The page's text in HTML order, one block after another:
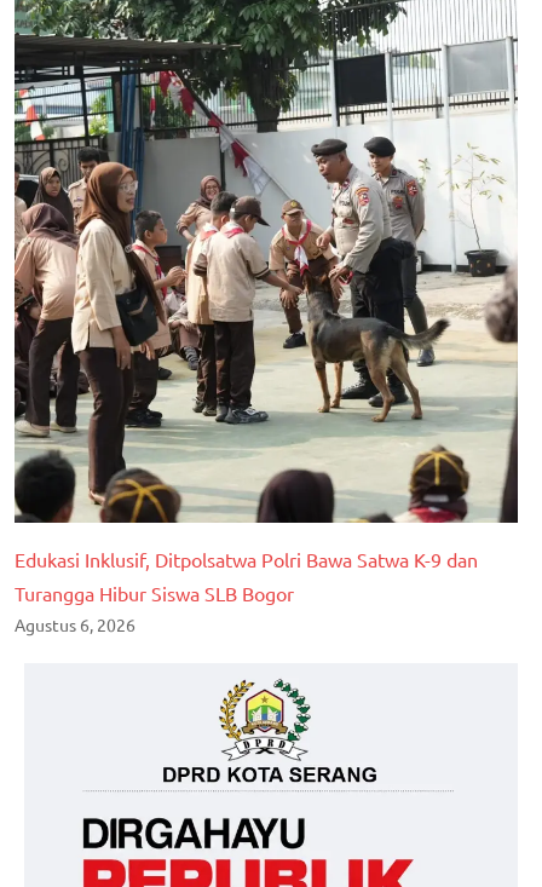
Edukasi Inklusif, Ditpolsatwa Polri Bawa Satwa K-9 dan
Turangga Hibur Siswa SLB Bogor
Agustus 6, 2026